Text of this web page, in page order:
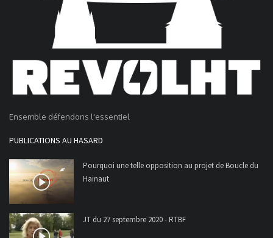
Ensemble défendons l'essentiel
PUBLICATIONS AU HASARD
Pourquoi une telle opposition au projet de Boucle du
Hainaut
JT du 27 septembre 2020 - RTBF